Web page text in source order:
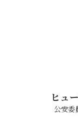
ヒュ
公安